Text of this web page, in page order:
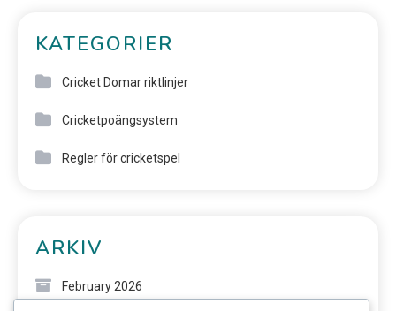
KATEGORIER
Cricket Domar riktlinjer
Cricketpoängsystem
Regler för cricketspel
ARKIV
February 2026